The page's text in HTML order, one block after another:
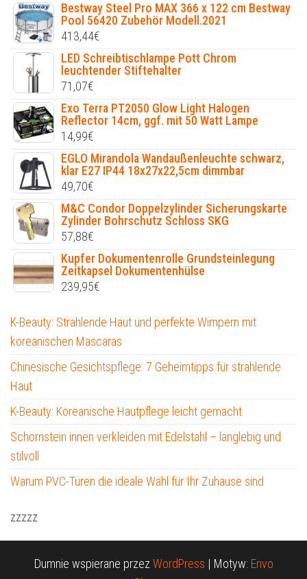
Bestway Steel Pro MAX 366 x 122 cm Bestway
Pool 56420 Zubehör Modell.2021
413,44€
LED Schreibtischlampe Pott Chrom
leuchtender Stiftehalter
71,07€
Exo Terra PT2050 Glow Light Halogen
Reflector 14cm, ggf. mit 50 Watt Lampe
14,99€
EGLO Mirandola Wandaußenleuchte schwarz,
klar E27 IP44 18x27x22,5cm dimmbar
49,70€
M&C Condor Doppelzylinder Sicherungskarte
Zylinder Bohrschutz Schloss SKG
57,88€
Kupfer Dokumentenrolle Grundsteinlegung
Zeitkapsel Dokumentenhülse
239,95€
K-Beauty: Strahlende Haut und perfekte Wimpern mit
koreanischen Mascaras
Chinesische Gesichtspflege: 7 Geheimtipps für strahlende
Haut
K-Beauty: Koreanische Hautpflege leicht gemacht
Schornstein innen verkleiden mit Edelstahl – langlebig und
stilvoll
Warum PVC-Türen die ideale Wahl für Ihr Zuhause sind
zzzzz
Dumnie wspierane przezWordPress | Motyw: Envo